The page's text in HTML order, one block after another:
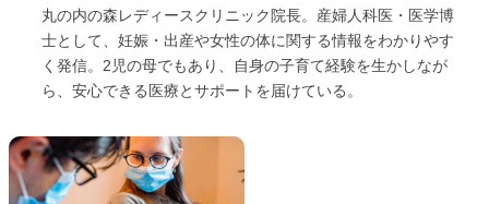
丸の内の森レディースクリニック院長。産婦人科医・医学博
士として、妊娠・出産や女性の体に関する情報をわかりやす
く発信。2児の母でもあり、自身の子育て経験を生かしなが
ら、安心できる医療とサポートを届けている。